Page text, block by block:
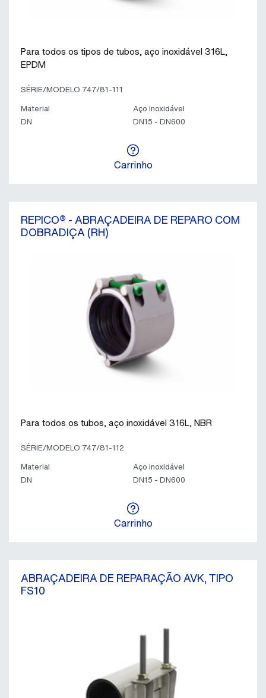
Para todos os tipos de tubos, aço inoxidável 316L,
EPDM
SÉRIE/MODELO 747/81-111
Material
Aço inoxidável
DN
DN15 - DN600
Carrinho
REPICO® - ABRAÇADEIRA DE REPARO COM
DOBRADIÇA (RH)
Para todos os tubos, aço inoxidável 316L, NBR
SÉRIE/MODELO 747/81-112
Material
Aço inoxidável
DN
DN15 - DN600
Carrinho
ABRAÇADEIRA DE REPARAÇÃO AVK, TIPO
FS10